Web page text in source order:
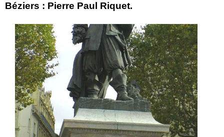
Béziers : Pierre Paul Riquet.